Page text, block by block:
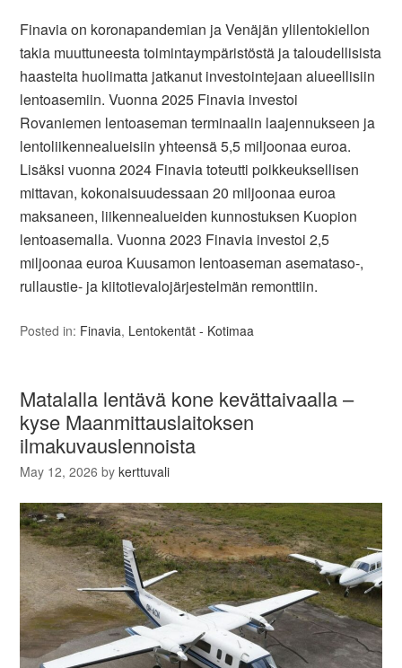
Finavia on koronapandemian ja Venäjän ylilentokiellon
takia muuttuneesta toimintaympäristöstä ja taloudellisista
haasteita huolimatta jatkanut investointejaan alueellisiin
lentoasemiin. Vuonna 2025 Finavia investoi
Rovaniemen lentoaseman terminaalin laajennukseen ja
lentoliikennealueisiin yhteensä 5,5 miljoonaa euroa.
Lisäksi vuonna 2024 Finavia toteutti poikkeuksellisen
mittavan, kokonaisuudessaan 20 miljoonaa euroa
maksaneen, liikennealueiden kunnostuksen Kuopion
lentoasemalla. Vuonna 2023 Finavia investoi 2,5
miljoonaa euroa Kuusamon lentoaseman asemataso-,
rullaustie- ja kiitotievalojärjestelmän remonttiin.
Posted in: Finavia, Lentokentät - Kotimaa
Matalalla lentävä kone kevättaivaalla –
kyse Maanmittauslaitoksen
ilmakuvauslennoista
May 12, 2026 bykerttuvali